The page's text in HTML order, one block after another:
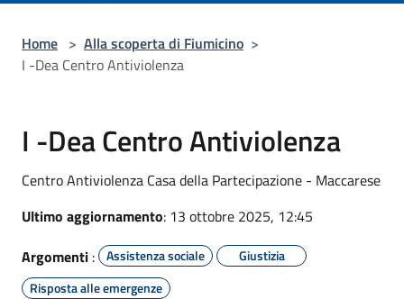
Home > Alla scoperta di Fiumicino >
I -Dea Centro Antiviolenza
I -Dea Centro Antiviolenza
Centro Antiviolenza Casa della Partecipazione - Maccarese
Ultimo aggiornamento: 13 ottobre 2025, 12:45
Argomenti : Assistenza sociale
Giustizia
Risposta alle emergenze